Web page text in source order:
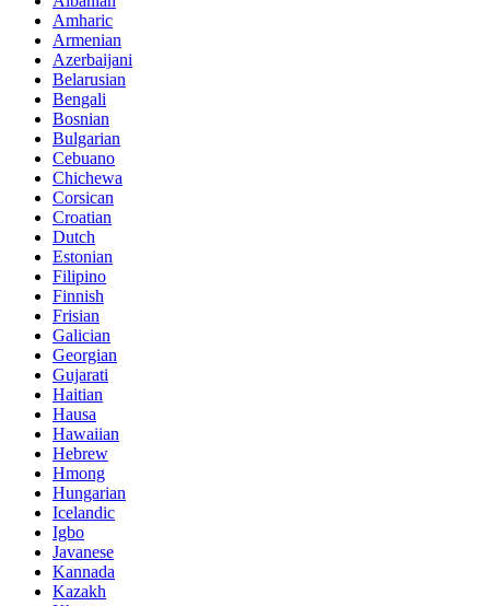
Amharic
Armenian
Azerbaijani
Belarusian
Bengali
Bosnian
Bulgarian
Cebuano
Chichewa
Corsican
Croatian
Dutch
Estonian
Filipino
Finnish
Frisian
Galician
Georgian
Gujarati
Haitian
Hausa
Hawaiian
Hebrew
Hmong
Hungarian
Icelandic
Igbo
Javanese
Kannada
Kazakh